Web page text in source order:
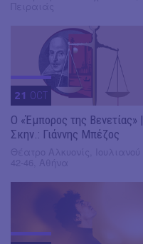
21 OCT
Ο «Έμπορος της Βενετίας» |
Σκην.: Γιάννης Μπέζος